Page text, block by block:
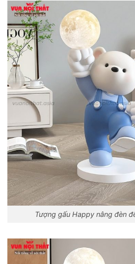
Tượng gấu Happy nâng đèn